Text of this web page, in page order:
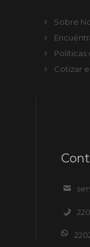
Sobre
Politicas
Cotizar